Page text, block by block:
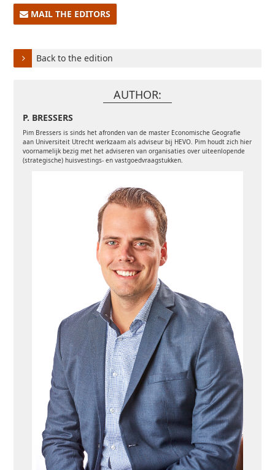
MAIL THE EDITORS
Back to the edition
AUTHOR:
P. BRESSERS
Pim Bressers is sinds het afronden van de master Economische Geografie
aan Universiteit Utrecht werkzaam als adviseur bij HEVO. Pim houdt zich hier
voornamelijk bezig met het adviseren van organisaties over uiteenlopende
(strategische) huisvestings- en vastgoedvraagstukken.